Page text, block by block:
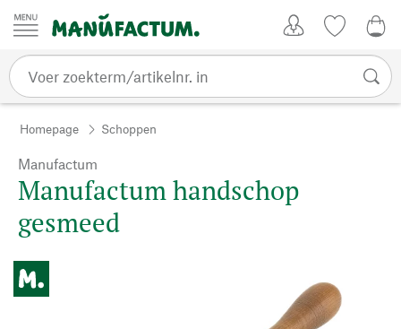
Passer au contenu
Homepage Schoppen
Manufactum
Manufactum handschop
gesmeed